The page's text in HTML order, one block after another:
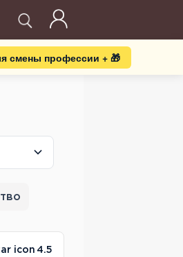
смены профессии + 🎁
4.5